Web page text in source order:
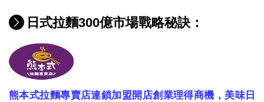
日式拉麵300億市場戰略秘訣：
熊本式拉麵專賣店連鎖加盟開店創業理得商機，美味日